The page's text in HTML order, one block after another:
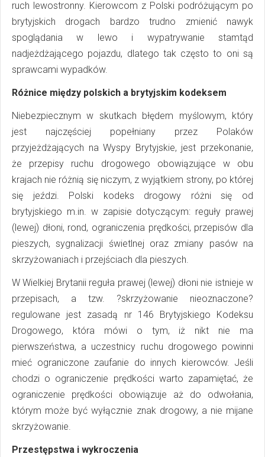
ruch lewostronny. Kierowcom z Polski podróżującym po
brytyjskich drogach bardzo trudno zmienić nawyk
spoglądania w lewo i wypatrywanie stamtąd
nadjeżdżającego pojazdu, dlatego tak często to oni są
sprawcami wypadków.
Różnice między polskich a brytyjskim kodeksem
Niebezpiecznym w skutkach błędem myślowym, który
jest najczęściej popełniany przez Polaków
przyjeżdżających na Wyspy Brytyjskie, jest przekonanie,
że przepisy ruchu drogowego obowiązujące w obu
krajach nie różnią się niczym, z wyjątkiem strony, po której
się jeździ. Polski kodeks drogowy różni się od
brytyjskiego m.in. w zapisie dotyczącym: reguły prawej
(lewej) dłoni, rond, ograniczenia prędkości, przepisów dla
pieszych, sygnalizacji świetlnej oraz zmiany pasów na
skrzyżowaniach i przejściach dla pieszych.
W Wielkiej Brytanii reguła prawej (lewej) dłoni nie istnieje w
przepisach, a tzw. ?skrzyżowanie nieoznaczone?
regulowane jest zasadą nr 146 Brytyjskiego Kodeksu
Drogowego, która mówi o tym, iż nikt nie ma
pierwszeństwa, a uczestnicy ruchu drogowego powinni
mieć ograniczone zaufanie do innych kierowców. Jeśli
chodzi o ograniczenie prędkości warto zapamiętać, że
ograniczenie prędkości obowiązuje aż do odwołania,
którym może być wyłącznie znak drogowy, a nie mijane
skrzyżowanie.
Przestępstwa i wykroczenia